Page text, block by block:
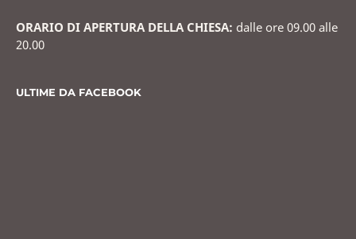
ORARIO DI APERTURA DELLA CHIESA: dalle ore 09.00 alle
20.00
ULTIME DA FACEBOOK